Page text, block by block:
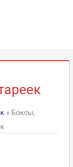
» Боксы,